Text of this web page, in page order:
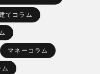
てコラム
マネーコラム
ム